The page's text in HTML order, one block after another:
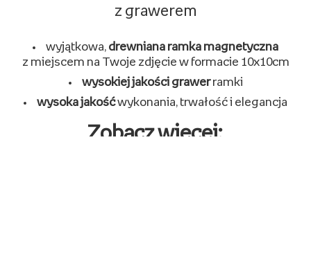
z grawerem
wyjątkowa, drewniana ramka magnetyczna
z miejscem na Twoje zdjęcie w formacie 10x10cm
wysokiej jakości grawerramki
wysoka jakośćwykonania, trwałość i elegancja
Zobacz więcej: